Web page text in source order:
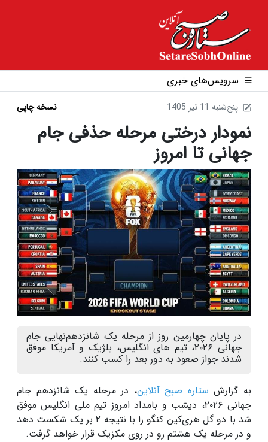
سرویس‌های خبری
1405 پنج‌شنبه 11 تير نسخه چاپی
نمودار درختی مرحله حذفی جام
جهانی تا امروز
در پایان چهارمین روز از مرحله یک شانزدهم‌نهایی جام
جهانی ۲۰۲۶، تیم های انگلیس، بلژیک و آمریکا موفق
شدند جواز صعود به دور بعد را کسب کنند.
به گزارش ستاره صبح آنلاین، در مرحله یک شانزدهم جام
جهانی ۲۰۲۶، دیشب و بامداد امروز تیم ملی انگلیس موفق
شد با دو گل هری‌کین کنگو را با نتیجه ۲ بر یک شکست دهد
و در مرحله یک هشتم رو در روی مکزیک قرار خواهد گرفت.